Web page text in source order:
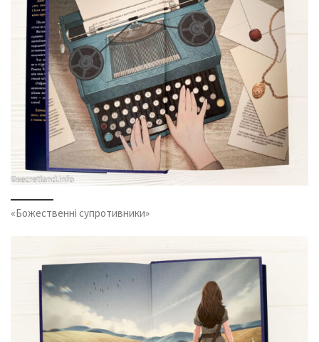
«Божественні супротивники»